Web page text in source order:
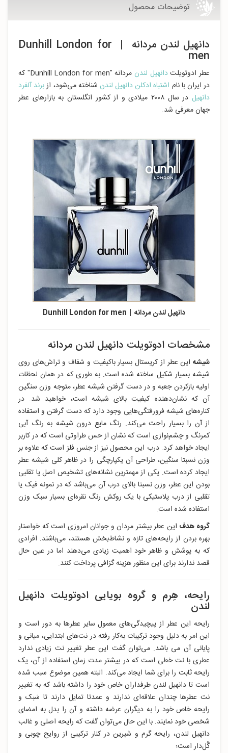
توضیحات محصول
دانهیل لندن مردانه | Dunhill London for
men
عطر ادوتویلتدانهیل لندن
مردانه "Dunhill London for men" که
در ایران با نام اشتباه ادکلن دانهیل لندن شناخته می‌شود، ازبرند آلفرد
دانهیل
در سال ۲۰۰۸ میلادی و از کشور انگلستان به بازارهای عطر
جهان معرفی شد.
دانهیل لندن مردانه | Dunhill London for men
مشخصات ادوتویلت دانهیل لندن مردانه
شیشه این عطر از کریستال بسیار باکیفیت و شفاف و تراش‌های روی
شیشه بسیار شکیل ساخته شده است. به طوری که در همان لحظات
اولیه بازکردن جعبه و در دست گرفتن شیشه عطر، متوجه وزن سنگین
آن که نشان‌دهنده کیفیت بالای شیشه است، خواهید شد. در
کناره‌های شیشه فرورفتگی‌هایی وجود دارد که دست گرفتن و استفاده
از آن را بسیار راحت می‌کند. رنگ مایع درون شیشه به رنگ آبی
کمرنگ و چشم‌‌نوازی است که نشان از حس طراوتی است که در کاربر
ایجاد خواهد کرد. درب این محصول نیز از جنس فلز است که علاوه بر
وزن نسبتا سنگین، طراحی آن یکپارچگی را در ظاهر کلی شیشه عطر
ایجاد کرده است. یکی از مهمترین نشانه‌های تشخیص اصل یا تقلبی
بودن این عطر، وزن نسبتا بالای درب آن می‌باشد که در نمونه فیک یا
تقلبی از درب پلاستیکی با یک روکش رنگ نقره‌ای بسیار سبک وزن
استفاده شده است.
گروه هدف این عطر بیشتر مردان و جوانان امروزی است که خواستار
بهره بردن از رایحه‌های تازه و نشاط‌بخش هستند، می‌باشند. افرادی
که به پوشش و ظاهر خود اهمیت زیادی می‌دهند اما در عین حال
قصد ندارند برای این منظور هزینه گزافی پرداخت کنند.
رایحه، هِرم و گروه بویایی ادوتویلت دانهیل
لندن
رایحه این عطر از پیچیدگی‌های معمول سایر عطرها به‌ دور است و
این امر به دلیل وجود ترکیبات به‌کار رفته در نت‌های ابتدایی، میانی و
پایانی آن می باشد. می‌توان گفت این عطر تغییر نت زیادی ندارد
عطری با نت خطی است که در بیشتر مدت زمان استفاده از آن، یک
رایحه ثابت را برای شما ایجاد می‌کند. البته همین موضوع سبب شده
است تا دانهیل لندن طرفداران خاص خود را داشته باشد که به تغییر
نت عطرها چندان علاقه‌ای ندارند و عمدتا تمایل دارند تا سَبک و
رایحه خاص خود را به دیگران عرضه داشته و آن را بدل به امضای
شخصی خود نمایند. با این‌ حال می‌توان گفت که رایحه اصلی و غالب
دانهیل لندن، رایحه گرم و شیرین در کنار ترکیبی از روایح چوبی و
گُل‌دار است؛